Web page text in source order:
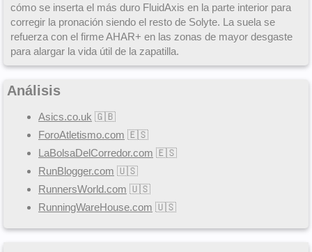
cómo se inserta el más duro FluidAxis en la parte interior para
corregir la pronación siendo el resto de Solyte. La suela se
refuerza con el firme AHAR+ en las zonas de mayor desgaste
para alargar la vida útil de la zapatilla.
Análisis
Asics.co.uk 🇬🇧
ForoAtletismo.com 🇪🇸
LaBolsaDelCorredor.com 🇪🇸
RunBlogger.com 🇺🇸
RunnersWorld.com 🇺🇸
RunningWareHouse.com 🇺🇸